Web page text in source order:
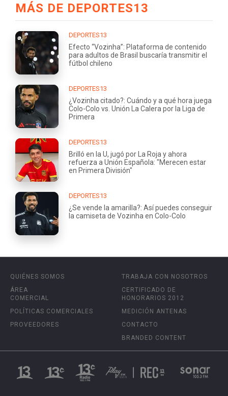
MÁS DE DEPORTES13
DEPORTES13
Efecto “Vozinha”: Plataforma de contenido
para adultos de Brasil buscaría transmitir el
fútbol chileno
DEPORTES13
¿Vozinha citado?: Cuándo y a qué hora juega
Colo-Colo vs. Unión La Calera por la Liga de
Primera
DEPORTES13
Brilló en la U, jugó por La Roja y ahora
refuerza a Unión Española: "Merecen estar
en Primera División"
DEPORTES13
¿Se vende la amarilla?: Así puedes conseguir
la camiseta de Vozinha en Colo-Colo
QUIÉNES SOMOS
ÁREA
COMERCIAL
POLÍTICAS COMERCIALES
PROVEEDORES
TRABAJA CON NOSOTROS
CERTIFICADO DE
HONORARIOS 2012
MEDICIÓN ANTENAS
CONTACTO
BRANDED CONTENT